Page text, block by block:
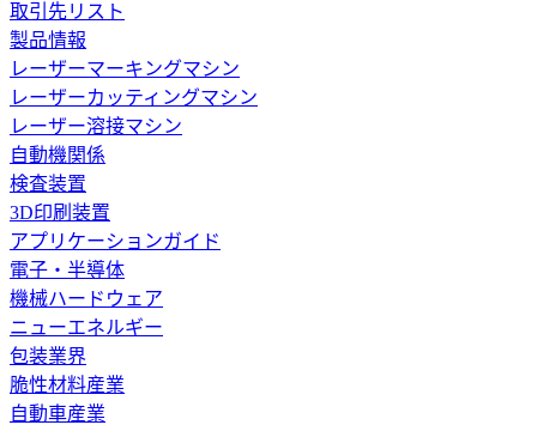
取引先リスト
製品情報
レーザーマーキングマシン
レーザーカッティングマシン
レーザー溶接マシン
自動機関係
検査装置
3D印刷装置
アプリケーションガイド
電子・半導体
機械ハードウェア
ニューエネルギー
包装業界
脆性材料産業
自動車産業